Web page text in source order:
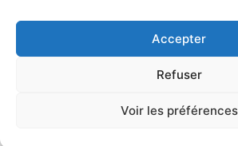
Accepter
Refuser
Voir les préférences
Plan du site
Accessibilité
Accès à l'information
Déclaration de services